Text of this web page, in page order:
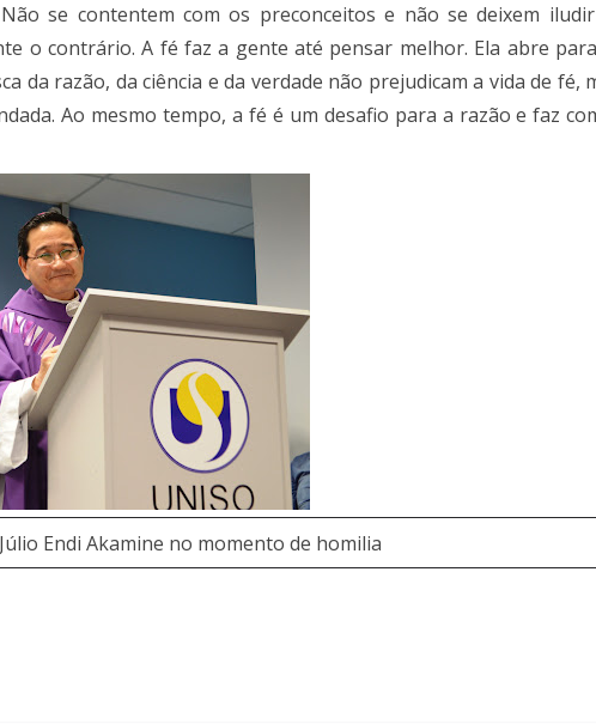
se contentem com os preconceitos e não se deixem
o contrário. A fé faz a gente até pensar melhor. Ela abre
da razão, da ciência e da verdade não prejudicam a vida de
Ao mesmo tempo, a fé é um desafio para a razão e faz
Endi Akamine no momento de homilia